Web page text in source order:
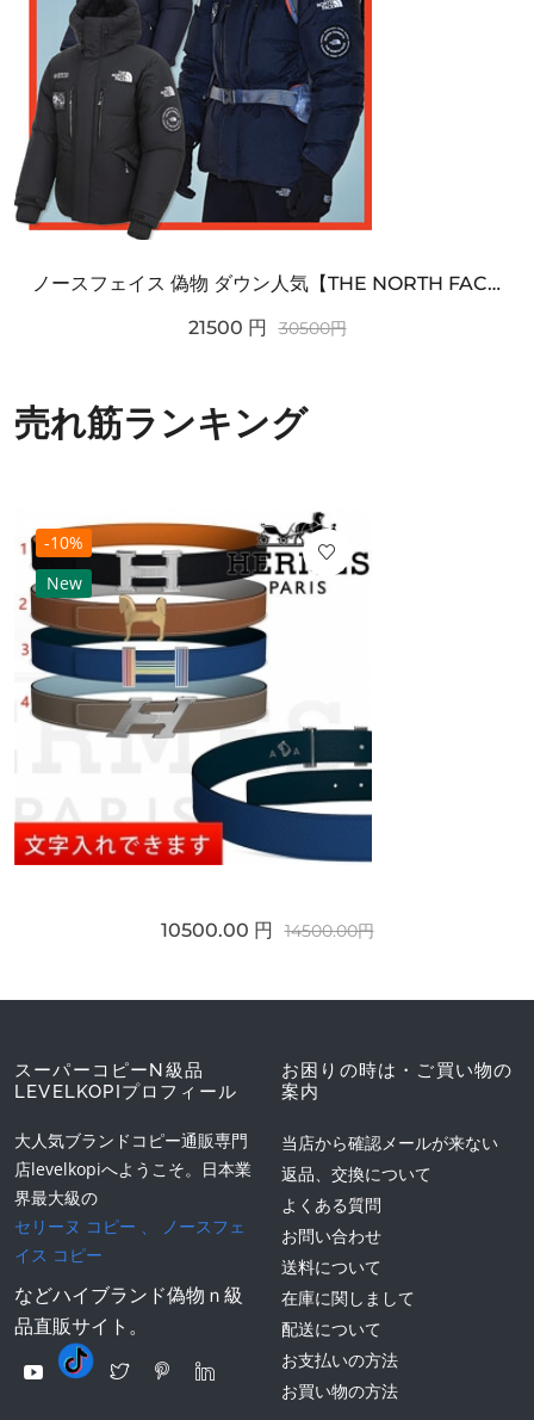
ノースフェイス 偽物 ダウン人気【THE NORTH FACE】M'S 7 SUMMIT HIM...
21500 円 30500円
売れ筋ランキング
-10%
New
10500.00 円 14500.00円
スーパーコピーN級品
LEVELKOPIプロフィール
大人気ブランドコピー通販専門
店levelkopiへようこそ。日本業
界最大級の
セリーヌ コピー 、
ノースフェ
イス コピー
などハイブランド偽物ｎ級
品直販サイト。
お困りの時は・ご買い物の
案内
当店から確認メールが来ない
返品、交換について
よくある質問
お問い合わせ
送料について
在庫に関しまして
配送について
お支払いの方法
お買い物の方法